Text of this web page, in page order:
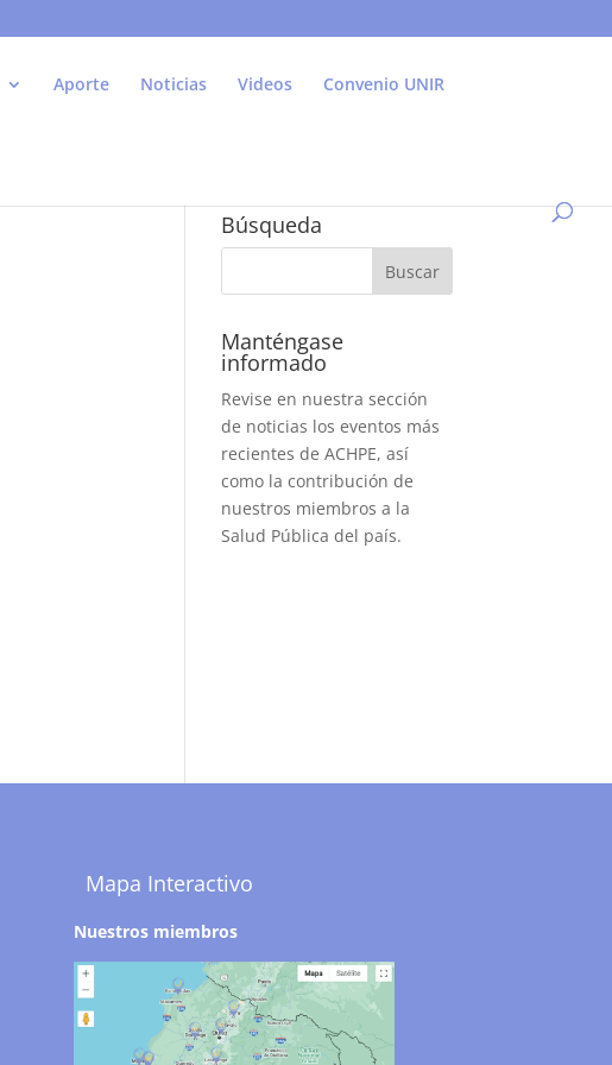
Aporte Noticias Videos Convenio UNIR
Búsqueda
Manténgase
informado
Revise en nuestra sección
de noticias los eventos más
recientes de ACHPE, así
como la contribución de
nuestros miembros a la
Salud Pública del país.
Mapa Interactivo
Nuestros miembros